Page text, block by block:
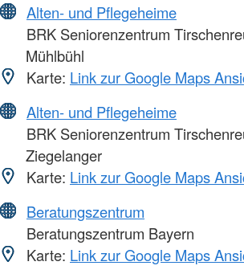
Alten- und Pflegeheime
BRK Seniorenzentrum
Mühlbühl
Karte: Link zur Google Maps
Alten- und Pflegeheime
BRK Seniorenzentrum
Ziegelanger
Karte: Link zur Google Maps
Beratungszentrum
Beratungszentrum Bayern
Karte: Link zur Google Maps